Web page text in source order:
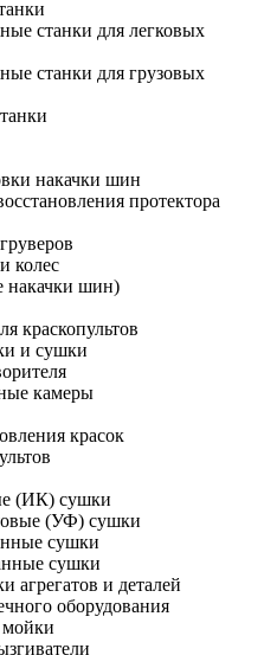
станки для легковых
станки для грузовых
накачки шин
протектора
колес
накачки шин)
краскопультов
и сушки
камеры
красок
(ИК) сушки
(УФ) сушки
сушки
сушки
агрегатов и деталей
оборудования